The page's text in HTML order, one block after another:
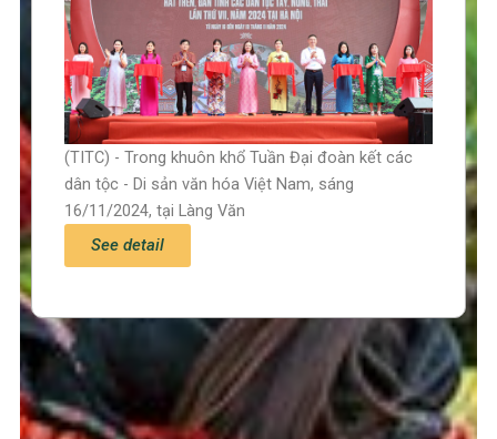
Trang chủ
Tin tức – Sự kiện
(TITC) - Trong khuôn khổ Tuần Đại đoàn kết các
dân tộc - Di sản văn hóa Việt Nam, sáng
16/11/2024, tại Làng Văn
See detail